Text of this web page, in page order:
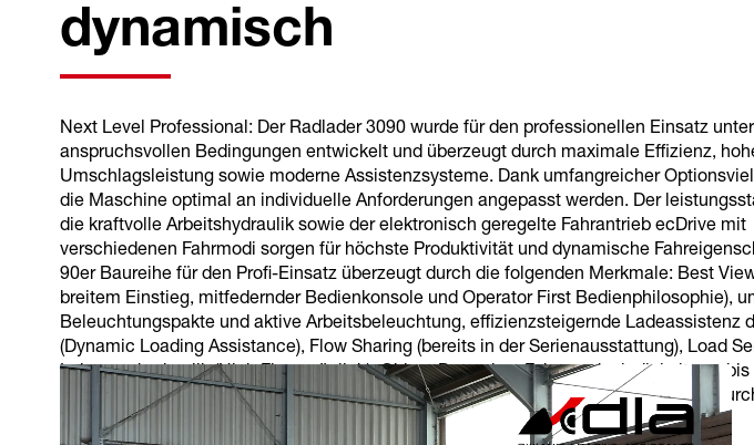
dynamisch
Next Level Professional: Der Radlader 3090 wurde für den professionellen Einsatz unter
anspruchsvollen Bedingungen entwickelt und überzeugt durch maximale Effizienz,
Umschlagsleistung sowie moderne Assistenzsysteme. Dank umfangreicher
die Maschine optimal an individuelle Anforderungen angepasst werden. Der
die kraftvolle Arbeitshydraulik sowie der elektronisch geregelte Fahrantrieb ecDrive mit
verschiedenen Fahrmodi sorgen für höchste Produktivität und dynamische
90er Baureihe für den Profi-Einsatz überzeugt durch die folgenden Merkmale: Best
breitem Einstieg, mitfedernder Bedienkonsole und Operator First Bedienphilosophie),
Beleuchtungspakte und aktive Arbeitsbeleuchtung, effizienzsteigernde Ladeassistenz
(Dynamic Loading Assistance), Flow Sharing (bereits in der Serienausstattung), Load
Leistungshydraulik (High Flow möglich), Object Detection, Fahrgeschwindigkeit von bis
durch Power Drive, elektrische Parkbremse und sehr gute Wartungszugänglichkeit
eingebauten Motor und optimierte Anordnung von Bauteilen.